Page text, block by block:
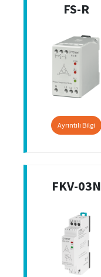
FS-R
Ayrıntılı Bilgi
FKV-03N